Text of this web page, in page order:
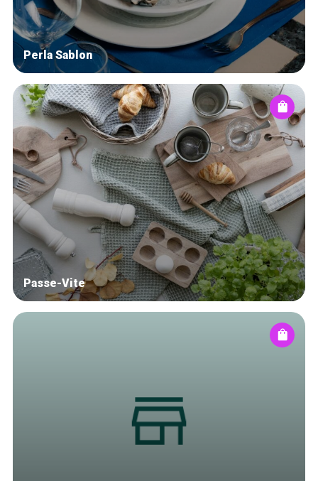
Accueil
Bonnes adresses
Quartiers
Blog
Tops 10
Artisans
A propos
Perla Sablon
Passe-Vite